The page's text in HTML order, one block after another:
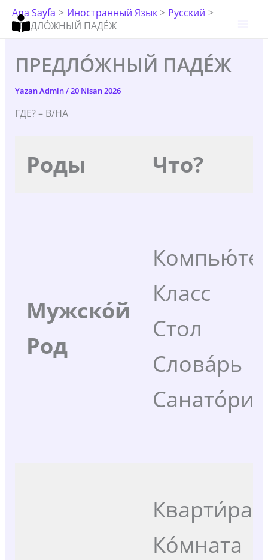
İçeriğe
Atla
Ana Sayfa Иностранный Язык
Русский
ПРЕДЛО́ЖНЫЙ ПАДЕ́Ж
ПРЕДЛО́ЖНЫЙ ПАДЕ́Ж
YazanAdmin/20 Nisan 2026
ГДЕ? – В/НА
Роды Что?
Мужско́й
Род
Класс
Стол
Слова́рь
Санато́рий
Кварти́ра
Ко́мната